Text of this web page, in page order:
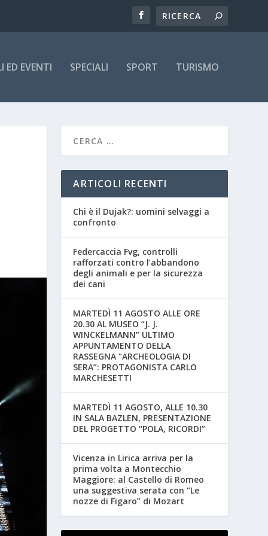
ED EVENTI SPECIALI SPORT TURISMO
ARTICOLI RECENTI
Chi è il Dujak?: uomini selvaggi a
confronto
Federcaccia Fvg, controlli
rafforzati contro l’abbandono
degli animali e per la sicurezza
dei cani
MARTEDÌ 11 AGOSTO ALLE ORE
20.30 AL MUSEO “J. J.
WINCKELMANN” ULTIMO
APPUNTAMENTO DELLA
RASSEGNA “ARCHEOLOGIA DI
SERA”: PROTAGONISTA CARLO
MARCHESETTI
MARTEDÌ 11 AGOSTO, ALLE 10.30
IN SALA BAZLEN, PRESENTAZIONE
DEL PROGETTO “POLA, RICORDI”
Vicenza in Lirica arriva per la
prima volta a Montecchio
Maggiore: al Castello di Romeo
una suggestiva serata con “Le
nozze di Figaro” di Mozart